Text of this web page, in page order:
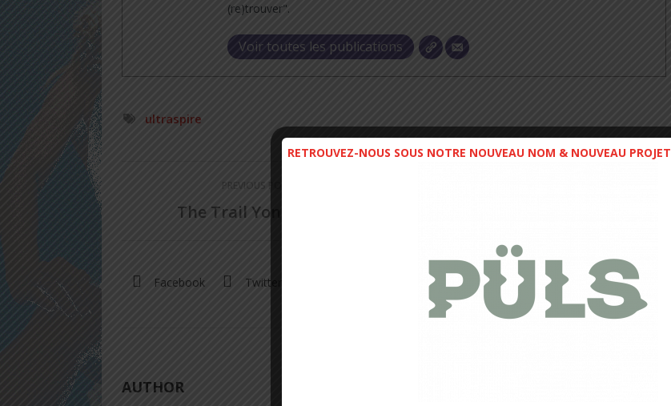
(re)trouver".
Voir toutes les publications
ultraspire
PREVIOUS POST
The Trail Yonne 2013
Facebook Twitter Linkedin Pinterest Share by email
AUTHOR
RETROUVEZ-NOUS SOUS NOTRE NOUVEAU NOM & NOUVEAU PROJET